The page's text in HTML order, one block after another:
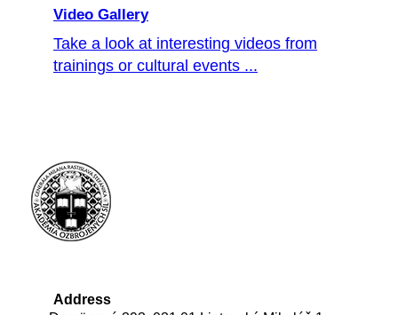
Video Gallery
Take a look at interesting videos from
trainings or cultural events ...
Address